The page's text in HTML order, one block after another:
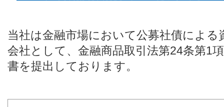
当社は金融市場において公募社債による
会社として、金融商品取引法第24条第1
書を提出しております。